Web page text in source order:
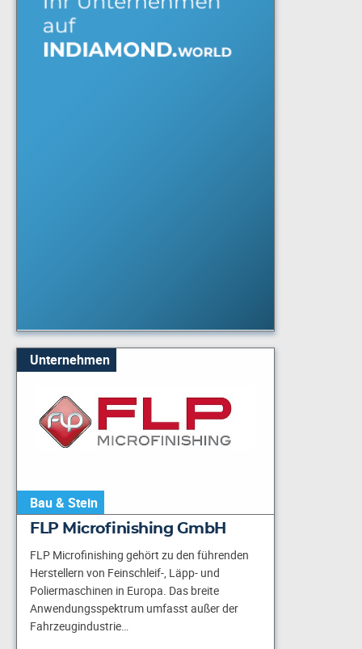
Unternehmen
Bau & Stein
FLP Microfinishing GmbH
FLP Microfinishing gehört zu den führenden
Herstellern von Feinschleif-, Läpp- und
Poliermaschinen in Europa. Das breite
Anwendungsspektrum umfasst außer der
Fahrzeugindustrie…